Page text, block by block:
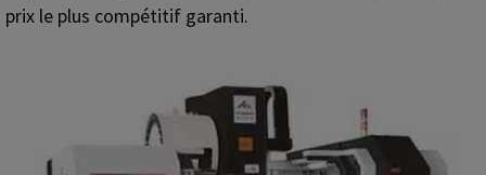
prix le plus compétitif garanti.